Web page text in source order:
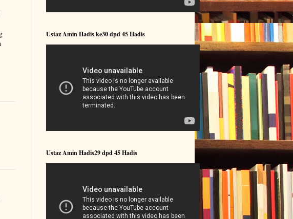
Ustaz Amin Hadis ke30 dpd 45 Hadis
Ustaz Amin Hadis29 dpd 45 Hadis